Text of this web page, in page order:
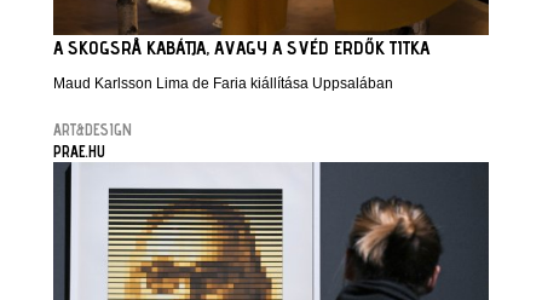
A SKOGSRÅ KABÁTJA, AVAGY A SVÉD ERDŐK TITKA
Maud Karlsson Lima de Faria kiállítása Uppsalában
ART&DESIGN
PRAE.HU